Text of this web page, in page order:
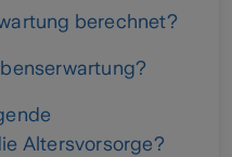
berechnet?
Altersvorsorge?